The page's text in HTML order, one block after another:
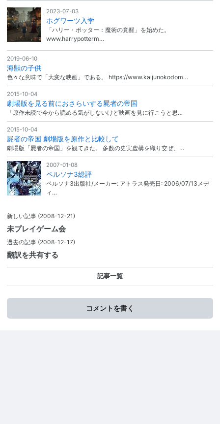
2023-07-03
ホグワーツ入学
「ハリー・ポッター：魔術の覚醒」を始めた。
www.harrypotterm…
2019-06-10
海獣の子供
色々な意味で「大変な映画」である。 https://www.kaijunokodom…
2015-10-04
劇場版を見る前におさらいする屍者の帝国
「原作未読で今から読める気がしないけど映画を見に行こうと思…
2015-10-04
屍者の帝国 劇場版を原作と比較して
劇場版「屍者の帝国」を観てきた。 多数の史実虚構を織り交ぜ、…
2007-01-08
ペルソナ3総評
ペルソナ3出版社/メーカー: アトラス発売日: 2006/07/13メデ
ィ…
新しい記事 (2008-12-21)
未プレイゲーム会
過去の記事 (2008-12-17)
翻訳を共有する
記事一覧
コメントを書く